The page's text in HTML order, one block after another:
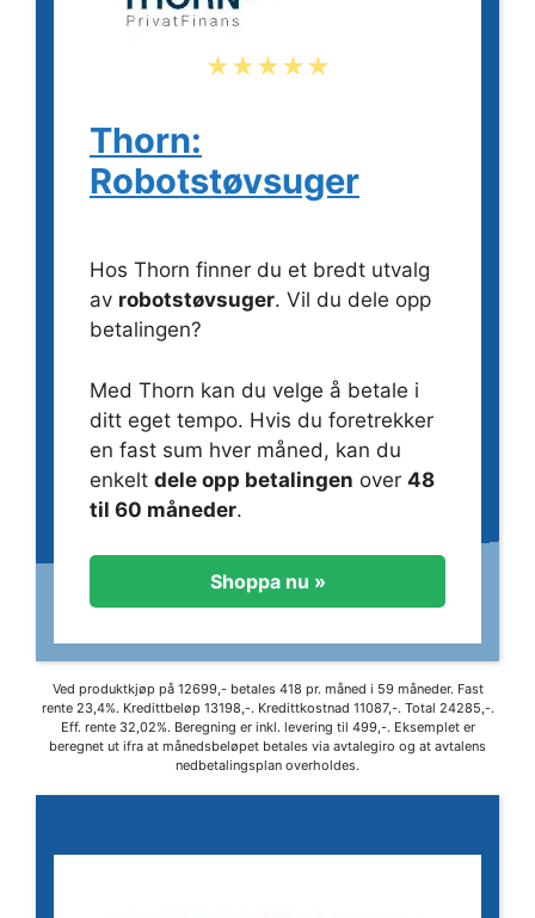
★★★★★
Thorn:
Robotstøvsuger
Hos Thorn finner du et bredt utvalg
av robotstøvsuger. Vil du dele opp
betalingen?
Med Thorn kan du velge å betale i
ditt eget tempo. Hvis du foretrekker
en fast sum hver måned, kan du
enkelt dele opp betalingen over 48
til 60 måneder.
Shoppa nu »
Ved produktkjøp på 12699,- betales 418 pr. måned i 59 måneder. Fast
rente 23,4%. Kredittbeløp 13198,-. Kredittkostnad 11087,-. Total 24285,-.
Eff. rente 32,02%. Beregning er inkl. levering til 499,-. Eksemplet er
beregnet ut ifra at månedsbeløpet betales via avtalegiro og at avtalens
nedbetalingsplan overholdes.